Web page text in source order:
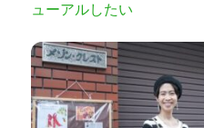
ューアルしたい